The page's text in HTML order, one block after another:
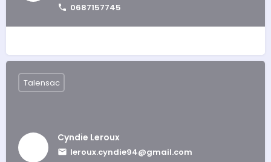
0687157745
Cyndie Leroux
leroux.cyndie94@gmail.com
Talensac